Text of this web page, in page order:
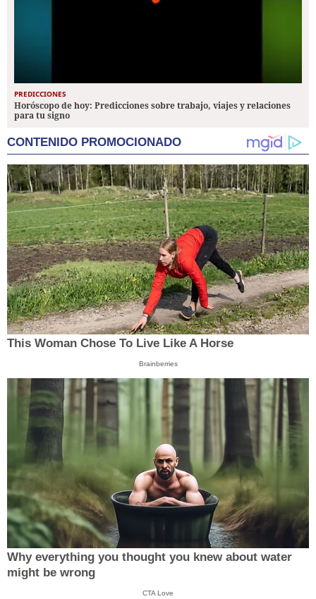
PREDICCIONES
Horóscopo de hoy: Predicciones sobre trabajo, viajes y relaciones
para tu signo
CONTENIDO PROMOCIONADO
This Woman Chose To Live Like A Horse
Brainberries
Why everything you thought you knew about water
might be wrong
CTA Love